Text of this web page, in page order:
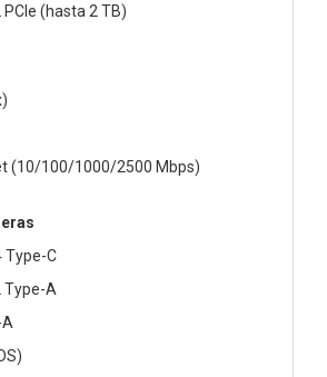
PCIe (hasta 2 TB)
(10/100/1000/2500 Mbps)
Type-C
Type-A